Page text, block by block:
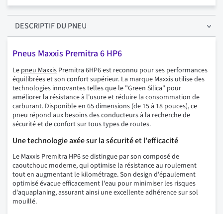
DESCRIPTIFDU PNEU
Pneus Maxxis Premitra 6 HP6
Le pneu Maxxis Premitra 6HP6 est reconnu pour ses performances
équilibrées et son confort supérieur. La marque Maxxis utilise des
technologies innovantes telles que le "Green Silica" pour
améliorer la résistance à l'usure et réduire la consommation de
carburant. Disponible en 65 dimensions (de 15 à 18 pouces), ce
pneu répond aux besoins des conducteurs à la recherche de
sécurité et de confort sur tous types de routes.
Une technologie axée sur la sécurité et l'efficacité
Le Maxxis Premitra HP6 se distingue par son composé de
caoutchouc moderne, qui optimise la résistance au roulement
tout en augmentant le kilométrage. Son design d'épaulement
optimisé évacue efficacement l'eau pour minimiser les risques
d'aquaplaning, assurant ainsi une excellente adhérence sur sol
mouillé.